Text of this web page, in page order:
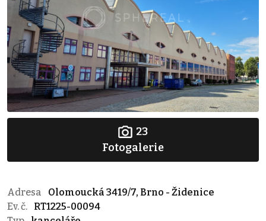
23
Fotogalerie
Adresa
Olomoucká 3419/7, Brno - Židenice
Ev. č.
RT1225-00094